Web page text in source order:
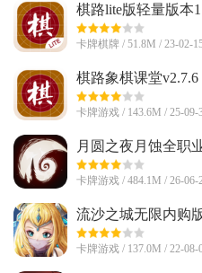
棋路lite版轻量版本
卡牌棋牌 / 51.8M / 23-02-
棋路象棋课堂v2.7.6
卡牌游戏 / 143.6M / 25-09-
月圆之夜月蚀全职
无限金币版
卡牌游戏 / 484.1M / 26-06-
流沙之城无限内购
卡牌游戏 / 137.0M / 22-08-